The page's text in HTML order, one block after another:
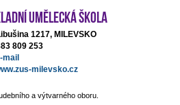
umělecká škola
1217, MILEVSKO
809 253
mail
milevsko.cz
a výtvarného oboru.